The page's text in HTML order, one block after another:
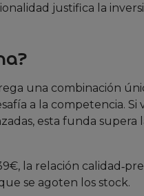
justifica la
una combinación
a la competencia. Si
esta funda supera
la relación
se agoten los stock.